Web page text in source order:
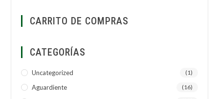
CARRITO DE COMPRAS
CATEGORÍAS
Uncategorized (1)
Aguardiente (16)